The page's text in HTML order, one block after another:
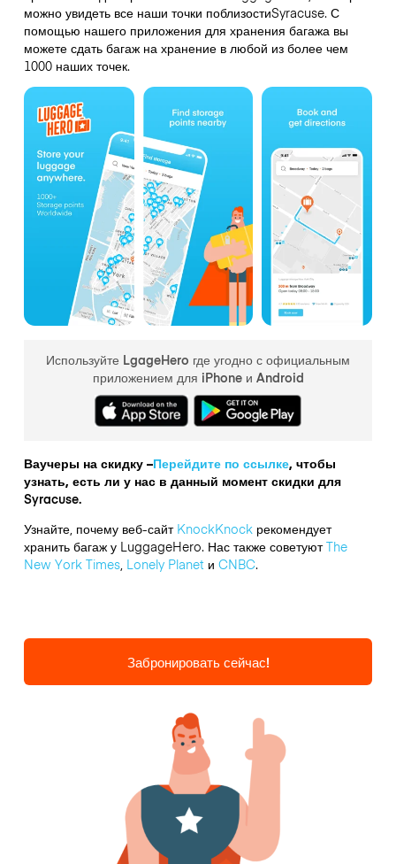
можно увидеть все наши точки поблизостиSyracuse. С
помощью нашего приложения для хранения багажа вы
можете сдать багаж на хранение в любой из более чем
1000 наших точек.
Используйте LgageHero где угодно с официальным
приложением для iPhone и Android
Ваучеры на скидку –Перейдите по ссылке, чтобы
узнать, есть ли у нас в данный момент скидки для
Syracuse.
Узнайте, почему веб-сайт KnockKnockрекомендует
хранить багаж у LuggageHero. Нас также советуютThe
New York Times, Lonely Planetи CNBC.
Забронировать сейчас!